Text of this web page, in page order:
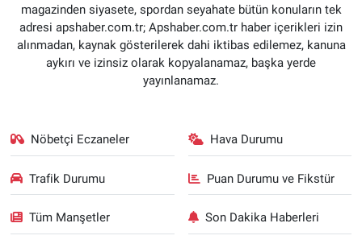
magazinden siyasete, spordan seyahate bütün konuların tek
adresi apshaber.com.tr; Apshaber.com.tr haber içerikleri izin
alınmadan, kaynak gösterilerek dahi iktibas edilemez, kanuna
aykırı ve izinsiz olarak kopyalanamaz, başka yerde
yayınlanamaz.
Nöbetçi Eczaneler Hava Durumu
Trafik Durumu Puan Durumu ve Fikstür
Tüm Manşetler Son Dakika Haberleri